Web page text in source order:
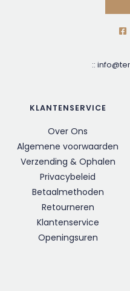
::
KLANTENSERVICE
Over Ons
Algemene voorwaarden
Verzending & Ophalen
Privacybeleid
Betaalmethoden
Retourneren
Klantenservice
Openingsuren